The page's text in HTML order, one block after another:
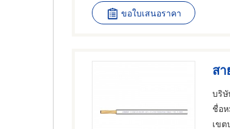
ขอใบเสนอราคา
ส
บริษั
ชื่อ
เขต